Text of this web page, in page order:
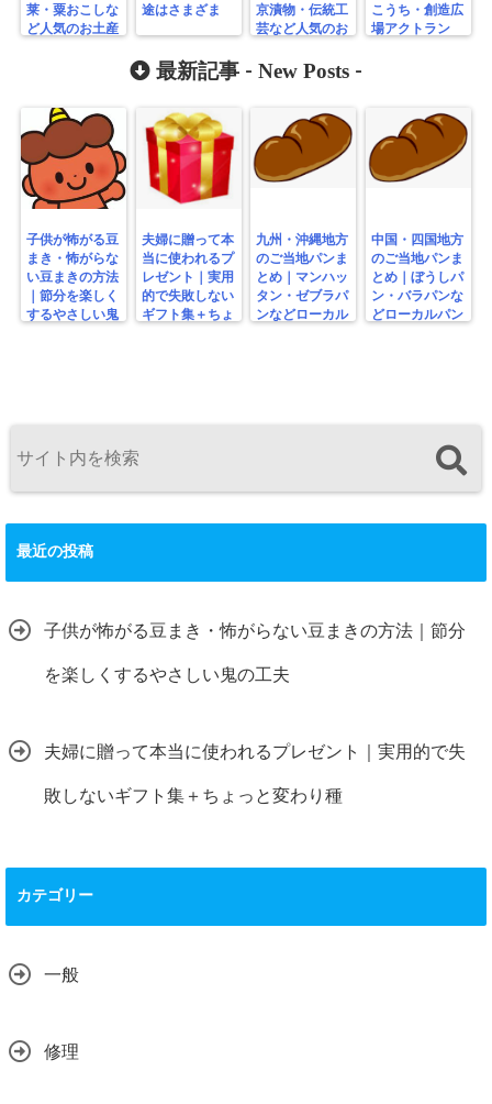
莱・粟おこしな
ど人気のお土産
途はさまざま
京漬物・伝統工
芸など人気のお
こうち・創造広
場アクトラン
最新記事 - New Posts -
子供が怖がる豆
まき・怖がらな
い豆まきの方法
｜節分を楽しく
するやさしい鬼
夫婦に贈って本
当に使われるプ
レゼント｜実用
的で失敗しない
ギフト集＋ちょ
九州・沖縄地方
のご当地パンま
とめ｜マンハッ
タン・ゼブラパ
ンなどローカル
中国・四国地方
のご当地パンま
とめ｜ぼうしパ
ン・バラパンな
どローカルパン
最近の投稿
子供が怖がる豆まき・怖がらない豆まきの方法｜節分
を楽しくするやさしい鬼の工夫
夫婦に贈って本当に使われるプレゼント｜実用的で失
敗しないギフト集＋ちょっと変わり種
カテゴリー
一般
修理